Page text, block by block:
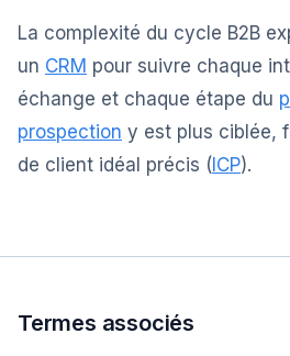
La complexité du cycle B2B
un CRM pour suivre chaque
échange et chaque étape du
prospection y est plus ciblée,
de client idéal précis ( ICP).
Termes associés